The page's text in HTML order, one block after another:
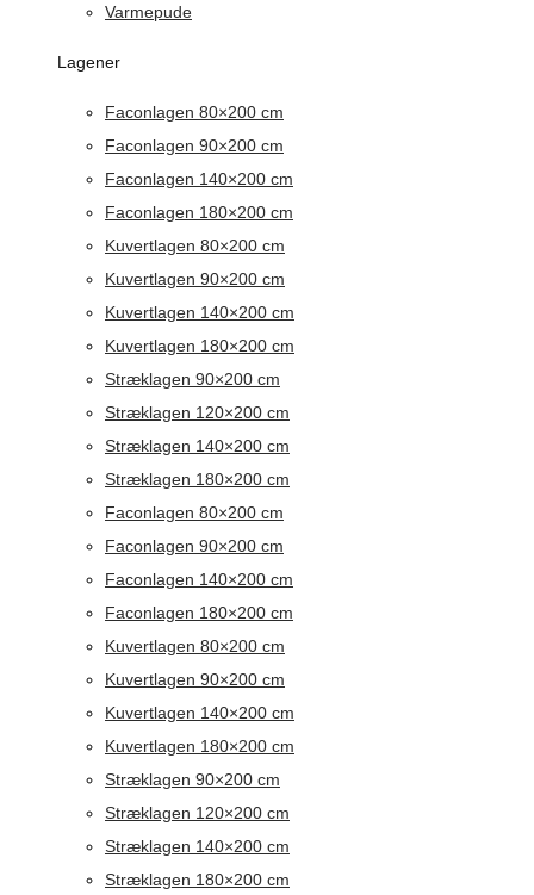
Varmepude
Lagener
Faconlagen 80×200 cm
Faconlagen 90×200 cm
Faconlagen 140×200 cm
Faconlagen 180×200 cm
Kuvertlagen 80×200 cm
Kuvertlagen 90×200 cm
Kuvertlagen 140×200 cm
Kuvertlagen 180×200 cm
Stræklagen 90×200 cm
Stræklagen 120×200 cm
Stræklagen 140×200 cm
Stræklagen 180×200 cm
Faconlagen 80×200 cm
Faconlagen 90×200 cm
Faconlagen 140×200 cm
Faconlagen 180×200 cm
Kuvertlagen 80×200 cm
Kuvertlagen 90×200 cm
Kuvertlagen 140×200 cm
Kuvertlagen 180×200 cm
Stræklagen 90×200 cm
Stræklagen 120×200 cm
Stræklagen 140×200 cm
Stræklagen 180×200 cm